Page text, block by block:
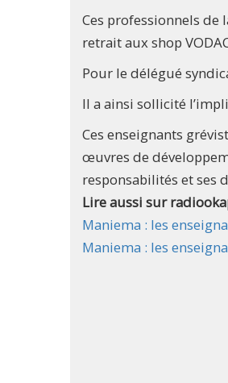
Ces professionnels de
retrait aux shop
Pour le délégué
Il a ainsi sollicité
Ces enseignants
œuvres de
responsabilités et ses
Lire aussi sur
Maniema : les
Maniema : les